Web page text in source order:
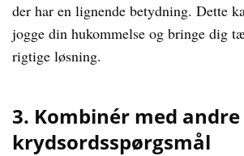
der har en lignende betydning. Dette
jogge din hukommelse og bringe dig
rigtige løsning.
3. Kombinér med andre
krydsordsspørgsmål